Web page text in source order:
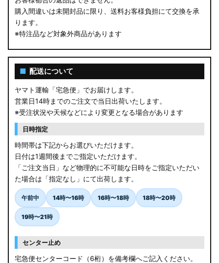
購入間違いは未開封品に限り、送料お客様負担にて交換を承
ります。
※特注品など対象外商品があります
■ 配送について
ヤマト運輸「宅急便」でお届けします。
営業日14時までのご注文で当日出荷いたします。
※受注状況や天候などにより変更となる場合があります
日時指定
時間帯は下記からお選びいただけます。
日付は1週間後までご指定いただけます。
「ご注文当日」など物理的に不可能な日時をご指定いただい
た場合は「指定なし」にて出荷します。
午前中 14時〜16時 16時〜18時 18時〜20時
19時〜21時
センター止め
宅急便センターコード（6桁）を備考欄へご記入ください。